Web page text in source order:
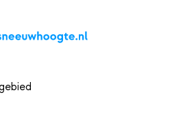
Kaarten